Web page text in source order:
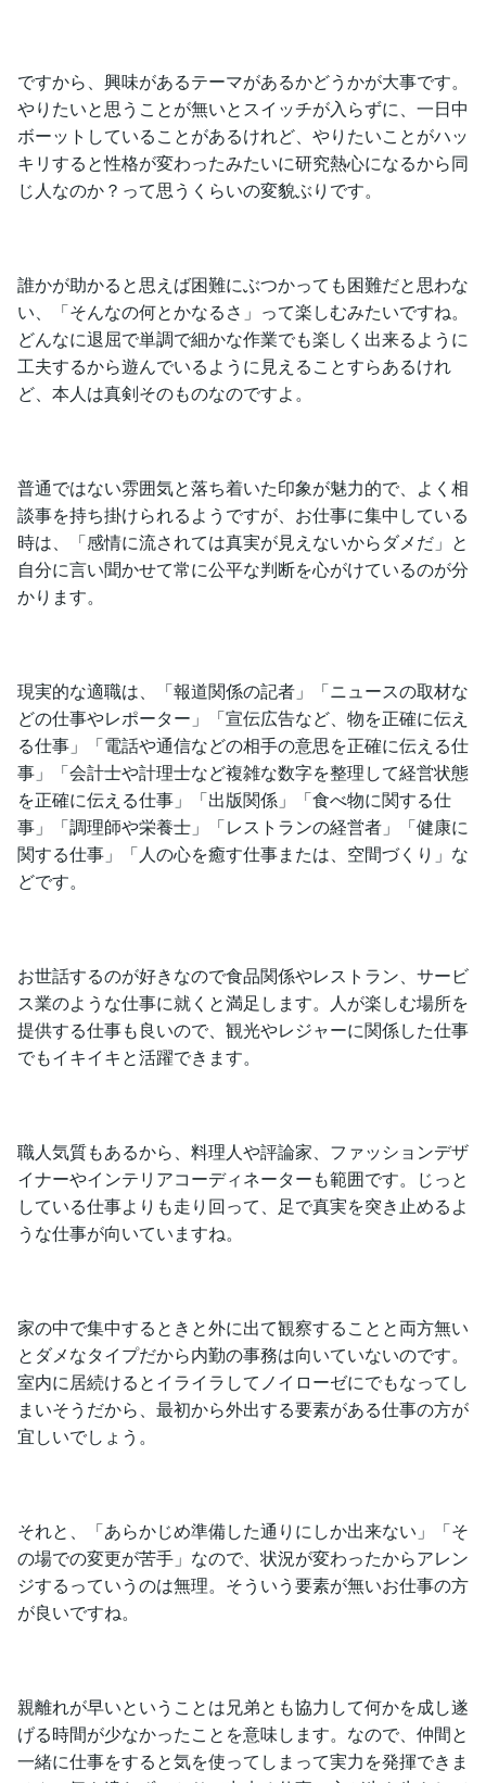
ですから、興味があるテーマがあるかどうかが大事です。
やりたいと思うことが無いとスイッチが入らずに、一日中
ボーットしていることがあるけれど、やりたいことがハッ
キリすると性格が変わったみたいに研究熱心になるから同
じ人なのか？って思うくらいの変貌ぶりです。
誰かが助かると思えば困難にぶつかっても困難だと思わな
い、「そんなの何とかなるさ」って楽しむみたいですね。
どんなに退屈で単調で細かな作業でも楽しく出来るように
工夫するから遊んでいるように見えることすらあるけれ
ど、本人は真剣そのものなのですよ。
普通ではない雰囲気と落ち着いた印象が魅力的で、よく相
談事を持ち掛けられるようですが、お仕事に集中している
時は、「感情に流されては真実が見えないからダメだ」と
自分に言い聞かせて常に公平な判断を心がけているのが分
かります。
現実的な適職は、「報道関係の記者」「ニュースの取材な
どの仕事やレポーター」「宣伝広告など、物を正確に伝え
る仕事」「電話や通信などの相手の意思を正確に伝える仕
事」「会計士や計理士など複雑な数字を整理して経営状態
を正確に伝える仕事」「出版関係」「食べ物に関する仕
事」「調理師や栄養士」「レストランの経営者」「健康に
関する仕事」「人の心を癒す仕事または、空間づくり」な
どです。
お世話するのが好きなので食品関係やレストラン、サービ
ス業のような仕事に就くと満足します。人が楽しむ場所を
提供する仕事も良いので、観光やレジャーに関係した仕事
でもイキイキと活躍できます。
職人気質もあるから、料理人や評論家、ファッションデザ
イナーやインテリアコーディネーターも範囲です。じっと
している仕事よりも走り回って、足で真実を突き止めるよ
うな仕事が向いていますね。
家の中で集中するときと外に出て観察することと両方無い
とダメなタイプだから内勤の事務は向いていないのです。
室内に居続けるとイライラしてノイローゼにでもなってし
まいそうだから、最初から外出する要素がある仕事の方が
宜しいでしょう。
それと、「あらかじめ準備した通りにしか出来ない」「そ
の場での変更が苦手」なので、状況が変わったからアレン
ジするっていうのは無理。そういう要素が無いお仕事の方
が良いですね。
親離れが早いということは兄弟とも協力して何かを成し遂
げる時間が少なかったことを意味します。なので、仲間と
一緒に仕事をすると気を使ってしまって実力を発揮できま